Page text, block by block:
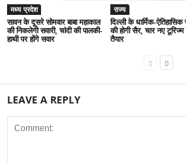
मध्य प्रदेश
सावन के दूसरे सोमवार बाबा महाकाल
की निकलेगी सवारी, चांदी की पालकी-
हाथी पर होंगे सवार
राज्य
दिल्ली के धार्मिक-ऐतिहासिक
की होगी सैर, चार नए टूरिज्म
तैयार
LEAVE A REPLY